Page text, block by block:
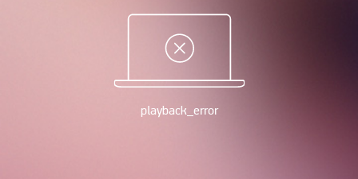
playback_error